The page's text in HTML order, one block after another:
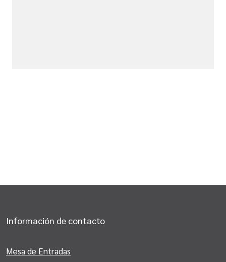
Información de contacto
Mesa de Entradas